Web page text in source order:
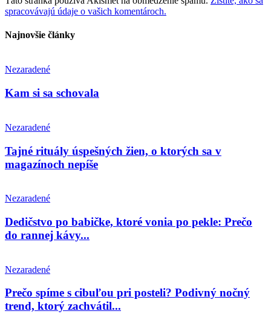
spracovávajú údaje o vašich komentároch.
Najnovšie články
Nezaradené
Kam si sa schovala
Nezaradené
Tajné rituály úspešných žien, o ktorých sa v
magazínoch nepíše
Nezaradené
Dedičstvo po babičke, ktoré vonia po pekle: Prečo
do rannej kávy...
Nezaradené
Prečo spíme s cibuľou pri posteli? Podivný nočný
trend, ktorý zachvátil...